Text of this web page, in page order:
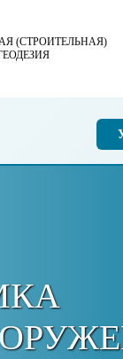
(СТРОИТЕЛЬНАЯ)